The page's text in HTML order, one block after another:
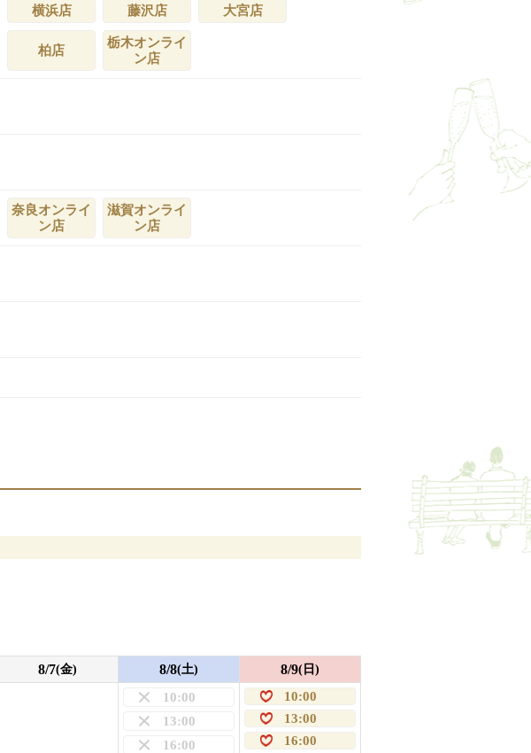
横浜店 藤沢店 大宮店
柏店
栃木オンライ
ン店
奈良オンライ
ン店
滋賀オンライ
ン店
8/7(金) 8/8(土)
10:00
13:00
16:00
8/9(日)
10:00
13:00
16:00